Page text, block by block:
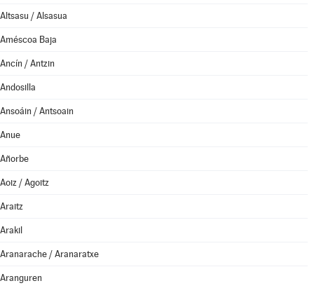
Altsasu / Alsasua
Améscoa Baja
Ancín / Antzin
Andosilla
Ansoáin / Antsoain
Anue
Añorbe
Aoiz / Agoitz
Araitz
Arakil
Aranarache / Aranaratxe
Aranguren